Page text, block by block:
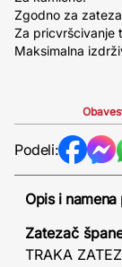
Zgodno za
Za pricvršcivanje
Maksimalna
Podeli:
Opis i
Zatezač
TRAKA